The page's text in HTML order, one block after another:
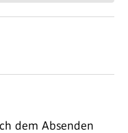
dem Absenden